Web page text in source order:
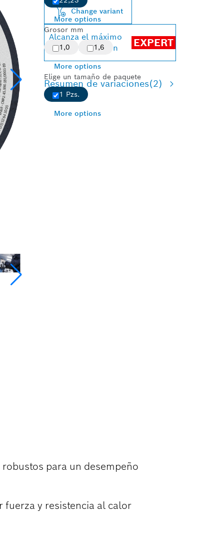
More options
Grosor mm
1,0
1,6
More options
Elige un tamaño de paquete
1 Pzs.
More options
Change variant
Alcanza el máximo
rendimiento con
EXPERT
Resumen de variaciones(2)
para un desempeño
fuerza y resistencia al calor